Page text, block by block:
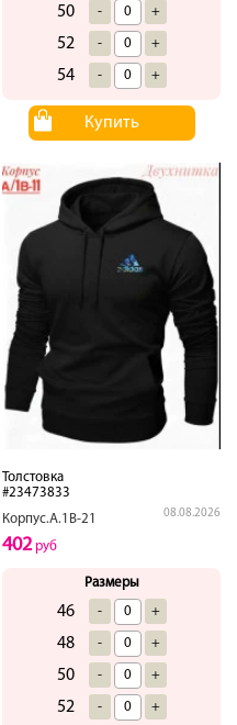
50 - +
52 - +
54 - +
Купить
Толстовка
#23473833
Корпус.А.1В-21
08.08.2026
402руб
Размеры
46 - +
48 - +
50 - +
52 - +